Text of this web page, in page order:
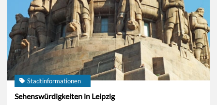
Stadtinformationen
Sehenswürdigkeiten in Leipzig